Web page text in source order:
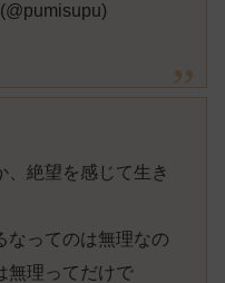
、絶望を感じて生き
なってのは無理なの
無理ってだけで